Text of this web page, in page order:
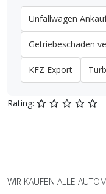
Unfallwagen
Getriebeschaden
KFZ Export
Rating:
WIR KAUFEN ALLE